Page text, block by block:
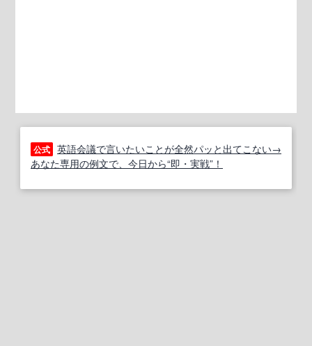
公式 英語会議で言いたいことが全然パッと出てこない→
あなた専用の例文で、今日から“即・実戦”！